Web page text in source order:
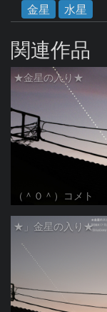
金星
水星
関連作品
★金星の入り★
（＾０＾）コメト
★」金星の入り★